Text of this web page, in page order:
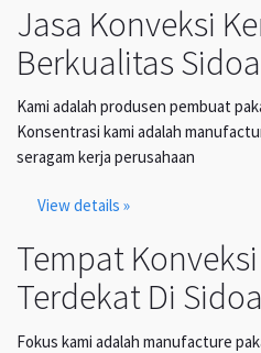
Jasa Konveksi
Berkualitas
Kami adalah produsen pembuat
Konsentrasi kami adalah
seragam kerja perusahaan
View details »
Tempat
Terdekat Di
Fokus kami adalah manufacture